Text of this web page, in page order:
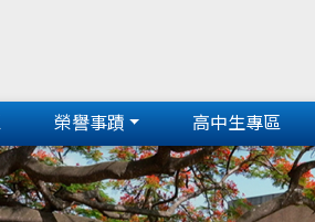
榮譽事蹟 高中生專區